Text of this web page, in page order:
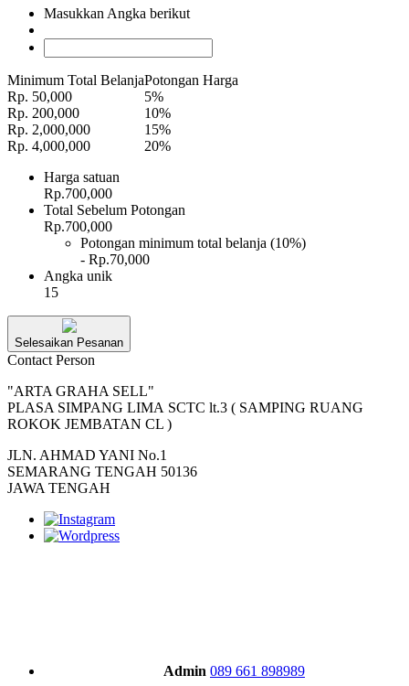
Masukkan Angka berikut
Minimum Total BelanjaPotongan Harga
Rp. 50,000
5%
Rp. 200,000
10%
Rp. 2,000,000
15%
Rp. 4,000,000
20%
Harga satuan
Rp.700,000
Total Sebelum Potongan
Rp.700,000
Potongan minimum total belanja (10%)
- Rp.70,000
Angka unik
15
Selesaikan Pesanan
Contact Person
"ARTA GRAHA SELL"
PLASA SIMPANG LIMA SCTC lt.3 ( SAMPING RUANG
ROKOK JEMBATAN CL )
JLN. AHMAD YANI No.1
SEMARANG TENGAH 50136
JAWA TENGAH
Admin 089 661 898989